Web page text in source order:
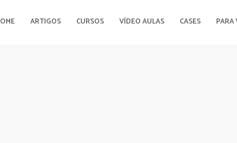
ARTIGOS CURSOS VÍDEO AULAS CASES PARA